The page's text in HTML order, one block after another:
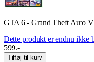
GTA 6 - Grand Theft Auto
Dette produkt er endnu ikke
599.-
Tilføj til kurv